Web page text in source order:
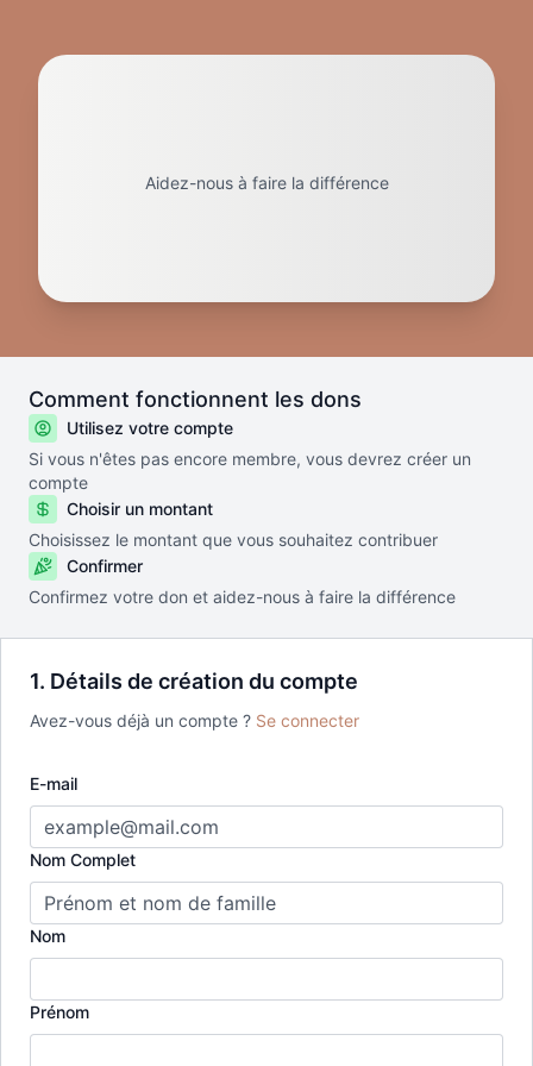
1. Détails de création du compte
Avez-vous déjà un compte ? Se connecter
E-mail
Nom Complet
Nom
Prénom
Aidez-nous à faire la différence
Comment fonctionnent les dons
Utilisez votre compte
Si vous n'êtes pas encore membre, vous devrez créer un
compte
Choisir un montant
Choisissez le montant que vous souhaitez contribuer
Confirmer
Confirmez votre don et aidez-nous à faire la différence